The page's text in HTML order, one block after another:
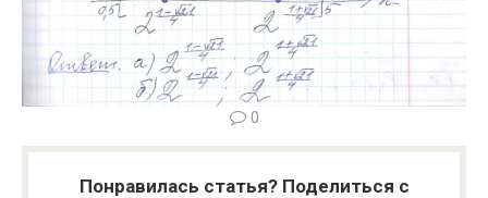
0
Понравилась статья? Поделиться с